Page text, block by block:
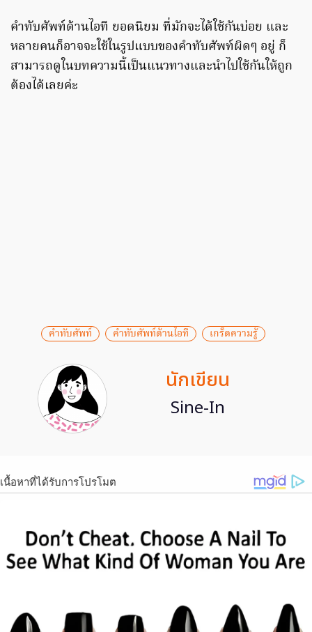
คำทับศัพท์ด้านไอที ยอดนิยม ที่มักจะได้ใช้กันบ่อย และ
หลายคนก็อาจจะใช้ในรูปแบบของคำทับศัพท์ผิดๆ อยู่ ก็
สามารถดูในบทความนี้เป็นแนวทางและนำไปใช้กันให้ถูก
ต้องได้เลยค่ะ
คำทับศัพท์ คำทับศัพท์ด้านไอที เกร็ดความรู้
นักเขียน
Sine-In
เนื้อหาที่ได้รับการโปรโมต